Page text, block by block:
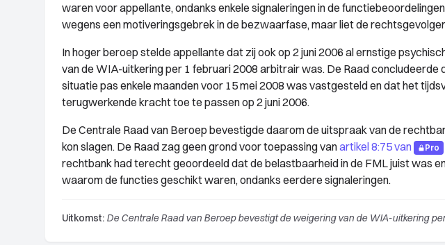
waren voor appellante, ondanks enkele signaleringen in de
wegens een motiveringsgebrek in de bezwaarfase, maar liet de
In hoger beroep stelde appellante dat zij ook op 2 juni 2006 al ernstige
van de WIA-uitkering per 1 februari 2008 arbitrair was. De Raad concludeerde
situatie pas enkele maanden voor 15 mei 2008 was vastgesteld en dat het
terugwerkende kracht toe te passen op 2 juni 2006.
De Centrale Raad van Beroep bevestigde daarom de uitspraak van de
kon slagen. De Raad zag geen grond voor toepassing vanartikel 8:75 van Pro
rechtbank had terecht geoordeeld dat de belastbaarheid in de FML juist was
waarom de functies geschikt waren, ondanks eerdere signaleringen.
Uitkomst: De Centrale Raad van Beroep bevestigt de weigering van de WIA-uitkering